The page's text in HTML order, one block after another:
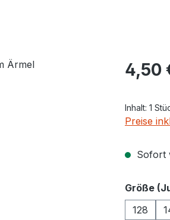
Regulärer
4,50
Inhalt: 1
Preise
Sofort
Größe
128